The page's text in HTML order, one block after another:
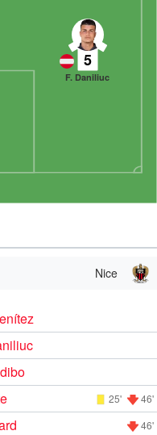
5
F. Daniliuc
Nice
25' 46'
46'